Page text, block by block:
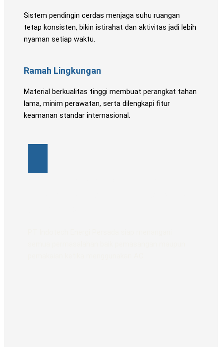
Sistem pendingin cerdas menjaga suhu ruangan
tetap konsisten, bikin istirahat dan aktivitas jadi lebih
nyaman setiap waktu.
Ramah Lingkungan
Material berkualitas tinggi membuat perangkat tahan
lama, minim perawatan, serta dilengkapi fitur
keamanan standar internasional.